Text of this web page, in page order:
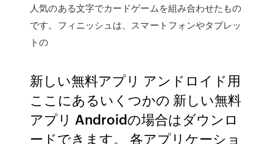
人気のある文字でカードゲームを組み合わせたもの
です。フィニッシュは、スマートフォンやタブレッ
トの
新しい無料アプリ アンドロイド用
ここにあるいくつかの 新しい無料
アプリ Androidの場合はダウンロ
ードできます。 各アプリケーショ